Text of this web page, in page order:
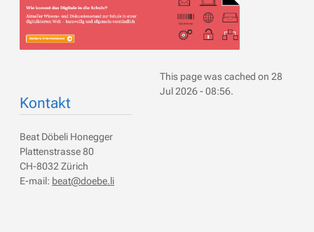
Kontakt
Beat Döbeli Honegger
Plattenstrasse 80
CH-8032 Zürich
E-mail: beat@doebe.li
This page was cached on 28
Jul 2026 - 08:56.